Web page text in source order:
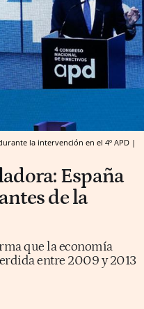
la intervención en el 4º APD |
España
de la
que la economía
entre 2009 y 2013